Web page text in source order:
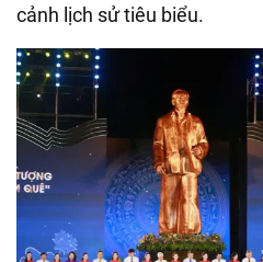
cảnh lịch sử tiêu biểu.